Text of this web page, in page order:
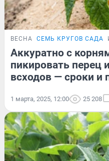
ВЕСНА СЕМЬ КРУГОВ САДА
Аккуратно с
пикировать перец
всходов — сроки и
1 марта, 2025, 12:00 25 208